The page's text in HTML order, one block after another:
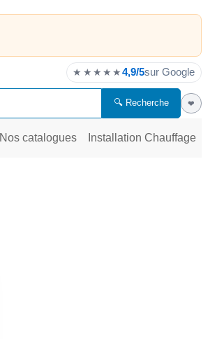
★★★★★4,9/5sur Google
🔍 Recherche ❤
Nos catalogues Installation Chauffage